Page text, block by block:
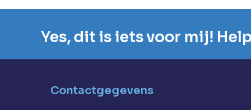
Yes, dit is iets voor mij!
Contactgegevens